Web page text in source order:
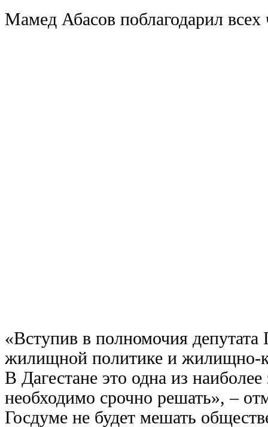
Мамед Абасов поблагодарил всех
«Вступив в полномочия
жилищной политике и жилищно-
В Дагестане это одна из
необходимо срочно решать», –
Госдуме не будет мешать